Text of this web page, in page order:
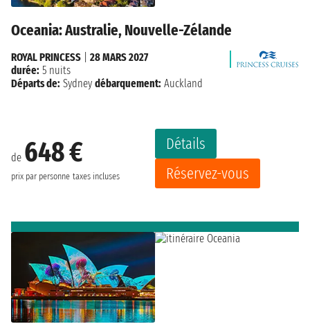
Oceania: Australie, Nouvelle-Zélande
de 648 €
prix par personne taxes incluses
Détails
Réservez-vous
ROYAL PRINCESS
28 MARS 2027
durée: 5 nuits
Départs de: Sydney débarquement: Auckland